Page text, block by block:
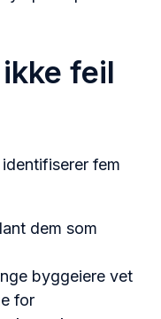
feil
fem
dem som
byggeiere vet
for